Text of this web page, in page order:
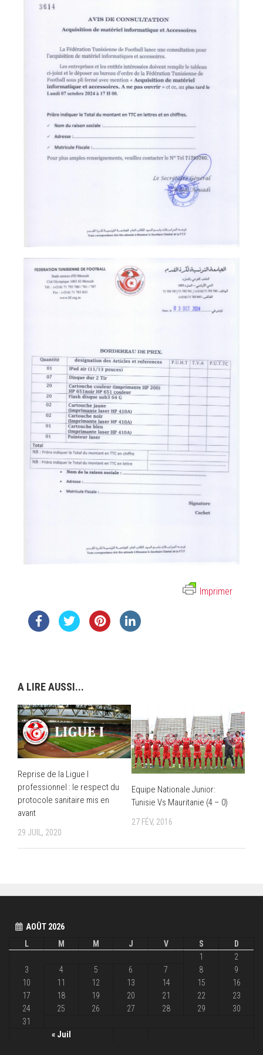
Imprimer
A LIRE AUSSI...
Reprise de la Ligue I
professionnel : le respect du
protocole sanitaire mis en
avant
29 JUIL, 2020
Equipe Nationale Junior:
Tunisie Vs Mauritanie (4 – 0)
27 FÉV, 2016
AOÛT 2026
L
M M J V S D
« Juil
1
2
3
4 5 6 7 8
9
10
11 12 13 14 15
16
17
18 19 20 21 22
23
24
25 26 27 28 29
30
31